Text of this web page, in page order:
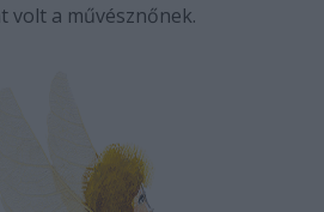
volt a művésznőnek.